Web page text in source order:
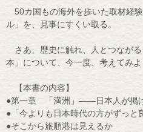
50カ国もの海外を歩いた取材経
ル」を、見事にすくい取る。
さあ、歴史に触れ、人とつなが
本」について、今一度、考えてみよ
【本書の内容】
●第一章 「満洲」――日本人が掲
●「今よりも日本時代の方がずっと
●そこから旅順港は見えるか